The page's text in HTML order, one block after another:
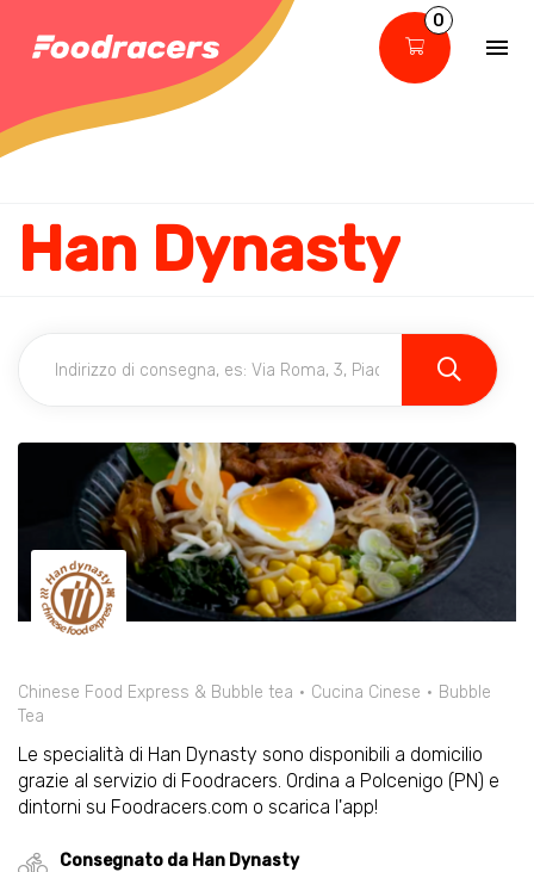
0
Han Dynasty
Chinese Food Express & Bubble tea Cucina Cinese
Bubble
Tea
Le specialità di Han Dynasty sono disponibili a domicilio
grazie al servizio di Foodracers. Ordina a Polcenigo (PN) e
dintorni su Foodracers.com o scarica l'app!
Consegnato da Han Dynasty